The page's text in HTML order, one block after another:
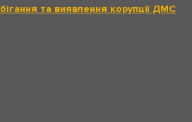
та виявлення корупції ДМС